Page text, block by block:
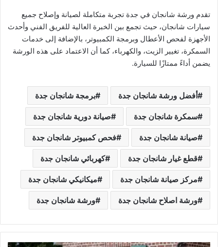
تقدم ورشة شانجان في جدة تجربة متكاملة لصيانة وإصلاح جميع
سيارات شانجان، حيث تجمع بين الخبرة العالية للفريق الفني وأحدث
الأجهزة لفحص الأعطال وبرمجة الكمبيوتر، بالإضافة إلى خدمات
السمكرة، تغيير الزيت، والكهرباء، كما أن الاعتماد على هذه الورشة
يضمن أداءً ممتازًا للسيارة.
أفضل ورشة شانجان جدة برمجة شانجان جدة
سمكرة شانجان جدة صيانة دورية شانجان جدة
صيانة شانجان جدة فحص كمبيوتر شانجان جدة
قطع غيار شانجان جدة كهربائي شانجان جدة
مركز صيانة شانجان جدة ميكانيكي شانجان جدة
ورشة اصلاح شانجان جدة ورشة شانجان جدة